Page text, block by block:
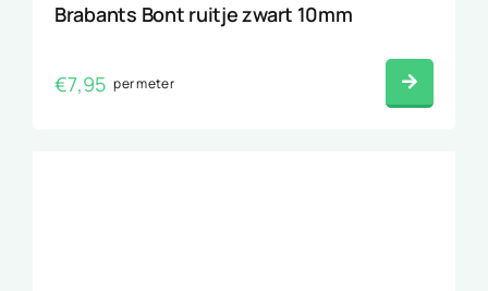
Brabants Bont ruitje zwart 10mm
€7,95 per meter